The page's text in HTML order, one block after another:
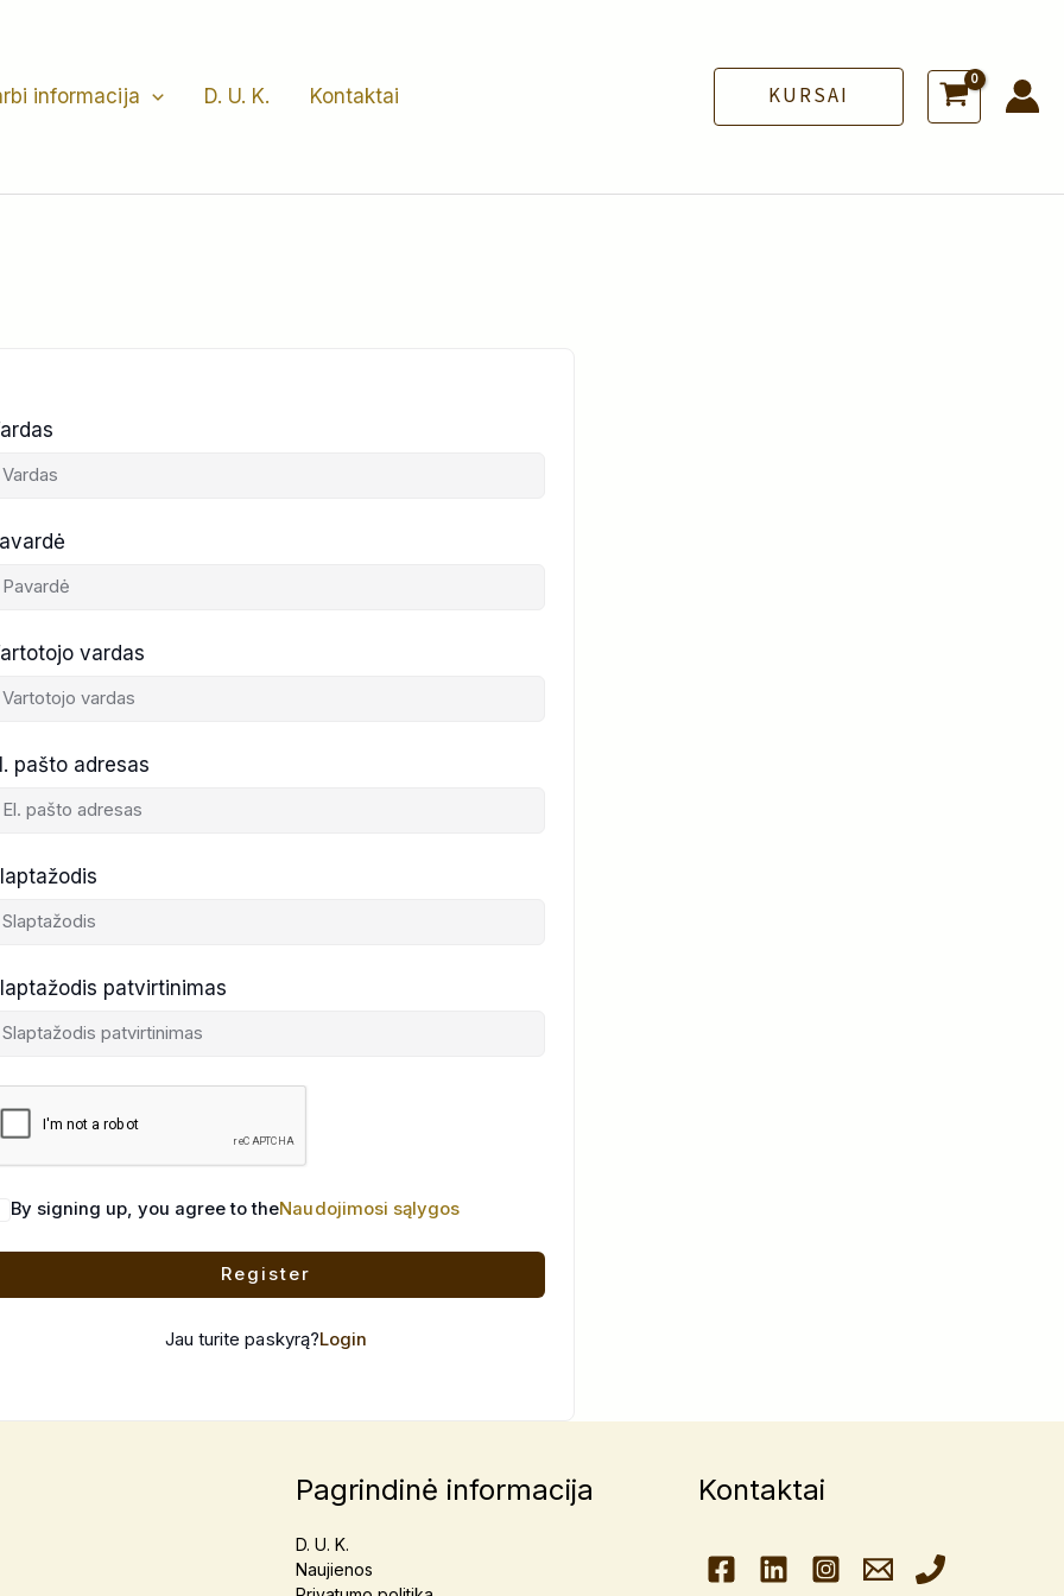
informacija D. U. K. Kontaktai KURSAI
vardas
pašto adresas
patvirtinimas
By signing up, you agree to theNaudojimosi sąlygos
Register
Jau turite paskyrą?Login
Pagrindinė informacija
D. U. K.
Naujienos
Kontaktai